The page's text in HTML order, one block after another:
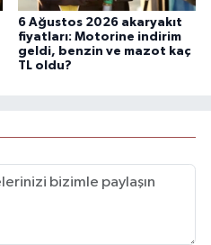
6 Ağustos 2026 akaryakıt
fiyatları: Motorine indirim
geldi, benzin ve mazot kaç
TL oldu?